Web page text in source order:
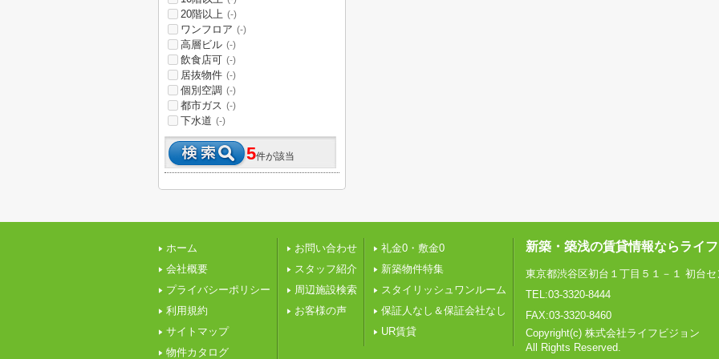
20階以上 (-)
ワンフロア (-)
高層ビル (-)
飲食店可 (-)
居抜物件 (-)
個別空調 (-)
都市ガス (-)
下水道 (-)
5件が該当
ホーム
会社概要
プライバシーポリシー
利用規約
サイトマップ
物件カタログ
お問い合わせ
スタッフ紹介
周辺施設検索
お客様の声
礼金0・敷金0
新築物件特集
スタイリッシュワンルーム
保証人なし＆保証会社なし
UR賃貸
新築・築浅の賃貸情報ならライ
東京都渋谷区初台１丁目５１－１ 初台
TEL:03-3320-8444
FAX:03-3320-8460
Copyright(c) 株式会社ライフビジョン
All Rights Reserved.